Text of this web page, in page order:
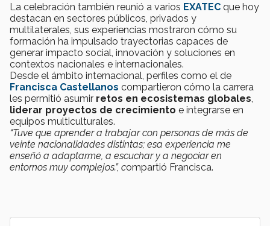
La celebración también reunió a varios EXATEC que hoy
destacan en sectores públicos, privados y
multilaterales, sus experiencias mostraron cómo su
formación ha impulsado trayectorias capaces de
generar impacto social, innovación y soluciones en
contextos nacionales e internacionales.
Desde el ámbito internacional, perfiles como el de
Francisca Castellanos compartieron cómo la carrera
les permitió asumir retos en ecosistemas globales,
liderar proyectos de crecimiento e integrarse en
equipos multiculturales.
“Tuve que aprender a trabajar con personas de más de
veinte nacionalidades distintas; esa experiencia me
enseñó a adaptarme, a escuchar y a negociar en
entornos muy complejos.”, compartió Francisca.